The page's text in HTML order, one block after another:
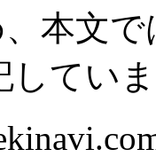
本文
してい